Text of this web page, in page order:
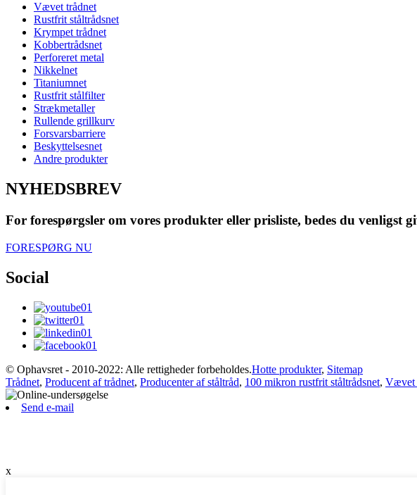
Vævet trådnet
Rustfrit ståltrådsnet
Krympet trådnet
Kobbertrådsnet
Perforeret metal
Nikkelnet
Titaniumnet
Rustfrit stålfilter
Strækmetaller
Rullende grillkurv
Forsvarsbarriere
Beskyttelsesnet
Andre produkter
NYHEDSBREV
For forespørgsler om vores produkter eller prisliste, bedes du venligst
FORESPØRG NU
Social
© Ophavsret - 2010-2022: Alle rettigheder forbeholdes.Hotte produkter, Sitemap
Trådnet, Producent af trådnet, Producenter af ståltråd, 100 mikron rustfrit ståltrådsnet, Vævet
Send e-mail
x